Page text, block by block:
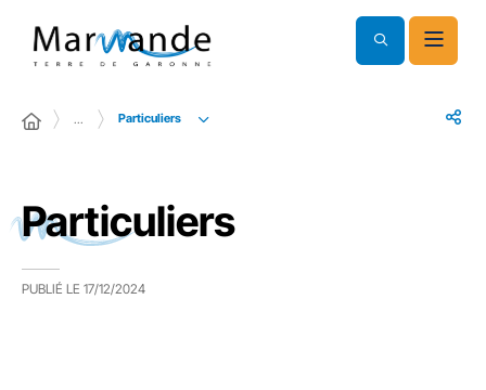
… Particuliers
Particuliers
PUBLIÉ LE 17/12/2024